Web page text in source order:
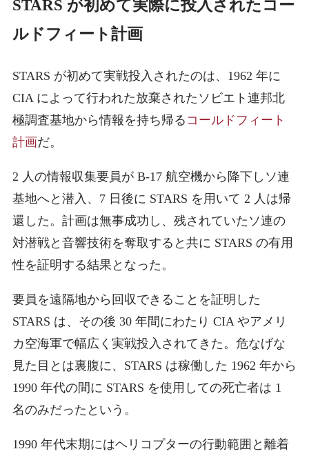
STARS が初めて実際に投入されたコー
ルドフィート計画
STARS が初めて実戦投入されたのは、1962 年に
CIA によって行われた放棄されたソビエト連邦北
極調査基地から情報を持ち帰る コールドフィート
計画だ。
2 人の情報収集要員が B-17 航空機から降下しソ連
基地へと潜入、7 日後に STARS を用いて 2 人は帰
還した。計画は無事成功し、残されていたソ連の
対潜戦と音響技術を奪取すると共に STARS の有用
性を証明する結果となった。
要員を遠隔地から回収できることを証明した
STARS は、その後 30 年間にわたり CIA やアメリ
カ空海軍で幅広く実戦投入されてきた。危なげな
見た目とは裏腹に、STARS は稼働した 1962 年から
1990 年代の間に STARS を使用しての死亡者は 1
名のみだったという。
1990 年代末期にはヘリコプターの行動範囲と離着